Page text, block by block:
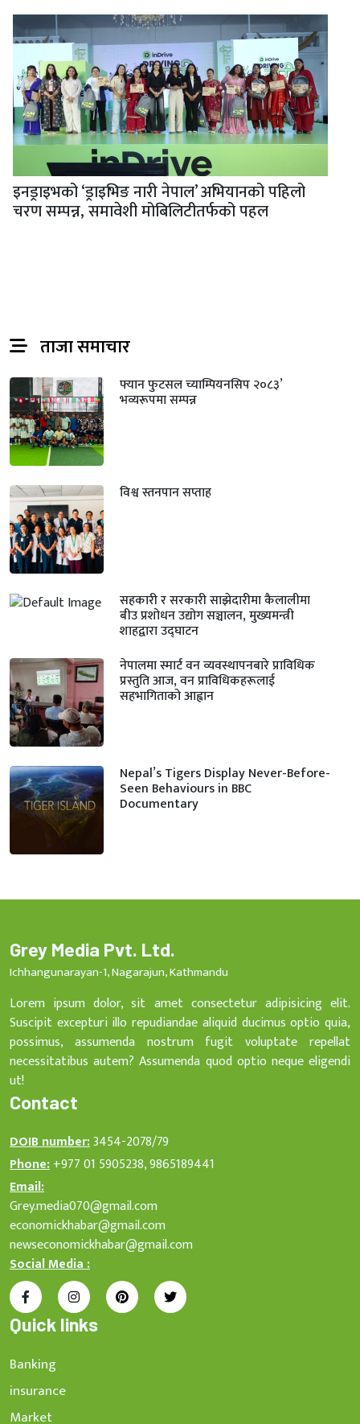
इनड्राइभको ‘ड्राइभिङ नारी नेपाल’ अभियानको पहिलो
चरण सम्पन्न, समावेशी मोबिलिटीतर्फको पहल
ताजा समाचार
फ्यान फुटसल च्याम्पियनसिप २०८३’
भव्यरूपमा सम्पन्न
विश्व स्तनपान सप्ताह
सहकारी र सरकारी साझेदारीमा कैलालीमा
बीउ प्रशोधन उद्योग सञ्चालन, मुख्यमन्त्री
शाहद्वारा उद्घाटन
नेपालमा स्मार्ट वन व्यवस्थापनबारे प्राविधिक
प्रस्तुति आज, वन प्राविधिकहरूलाई
सहभागिताको आह्वान
Nepal’s Tigers Display Never-Before-
Seen Behaviours in BBC
Documentary
Grey Media Pvt. Ltd.
Ichhangunarayan-1, Nagarajun, Kathmandu
Lorem ipsum dolor, sit amet consectetur adipisicing elit.
Suscipit excepturi illo repudiandae aliquid ducimus optio quia,
possimus, assumenda nostrum fugit voluptate repellat
necessitatibus autem? Assumenda quod optio neque eligendi
ut!
Contact
DOIB number:3454-2078/79
Phone:+977 01 5905238, 9865189441
Email:
Grey.media070@gmail.com
economickhabar@gmail.com
newseconomickhabar@gmail.com
Social Media :
Quick links
Banking
insurance
Market